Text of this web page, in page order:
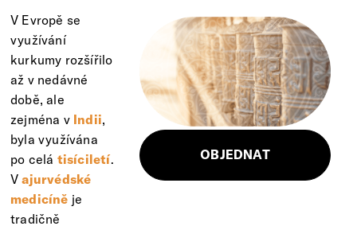
V Evropě se
využívání
kurkumy rozšířilo
až v nedávné
době, ale
zejména v Indii,
byla využívána
po celá tisíciletí.
Vajurvédské
medicíně je
tradičně
OBJEDNAT